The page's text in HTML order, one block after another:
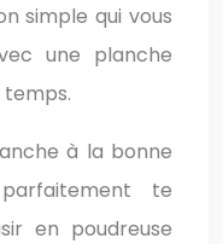
simple qui vous
une planche
temps.
à la bonne
te
en poudreuse